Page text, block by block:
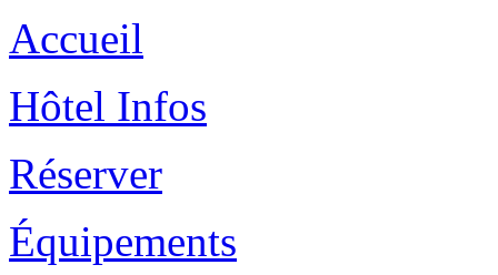
Accueil
Hôtel Infos
Réserver
Équipements